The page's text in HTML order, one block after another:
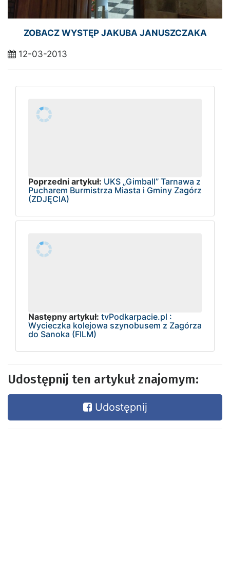
ZOBACZ WYSTĘP JAKUBA JANUSZCZAKA
12-03-2013
Poprzedni artykuł: UKS „Gimball” Tarnawa z
Pucharem Burmistrza Miasta i Gminy Zagórz
(ZDJĘCIA)
Następny artykuł: tvPodkarpacie.pl :
Wycieczka kolejowa szynobusem z Zagórza
do Sanoka (FILM)
Udostępnij ten artykuł znajomym:
Udostępnij